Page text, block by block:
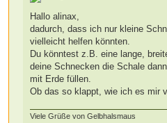
Hallo alinax,
dadurch, dass ich nur kleine
vielleicht helfen könnten.
Du könntest z.B. eine lange,
deine Schnecken die Schale
mit Erde füllen.
Ob das so klappt, wie ich es mir
Viele Grüße von Gelbhalsmaus